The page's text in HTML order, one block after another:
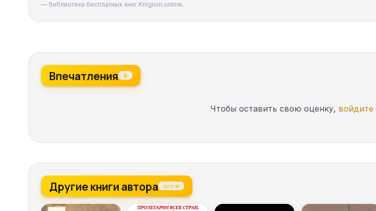
— библиотека бесплатных книг Knigism.online.
Впечатления 0
Чтобы оставить свою оценку, войдите
Другие книги автора все →